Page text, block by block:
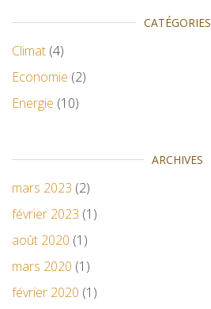
CATÉGORIES
Climat (4)
Economie (2)
Energie (10)
ARCHIVES
mars 2023 (2)
février 2023 (1)
août 2020 (1)
mars 2020 (1)
février 2020 (1)